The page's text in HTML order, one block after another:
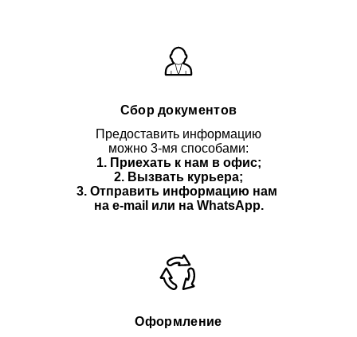
Сбор документов
Предоставить информацию
можно 3-мя способами:
1. Приехать к нам в офис;
2. Вызвать курьера;
3. Отправить информацию нам
на e-mail или на WhatsApp.
Оформление